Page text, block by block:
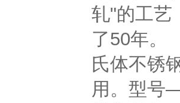
轧"的工艺
了50年。
氏体不锈
用。型号